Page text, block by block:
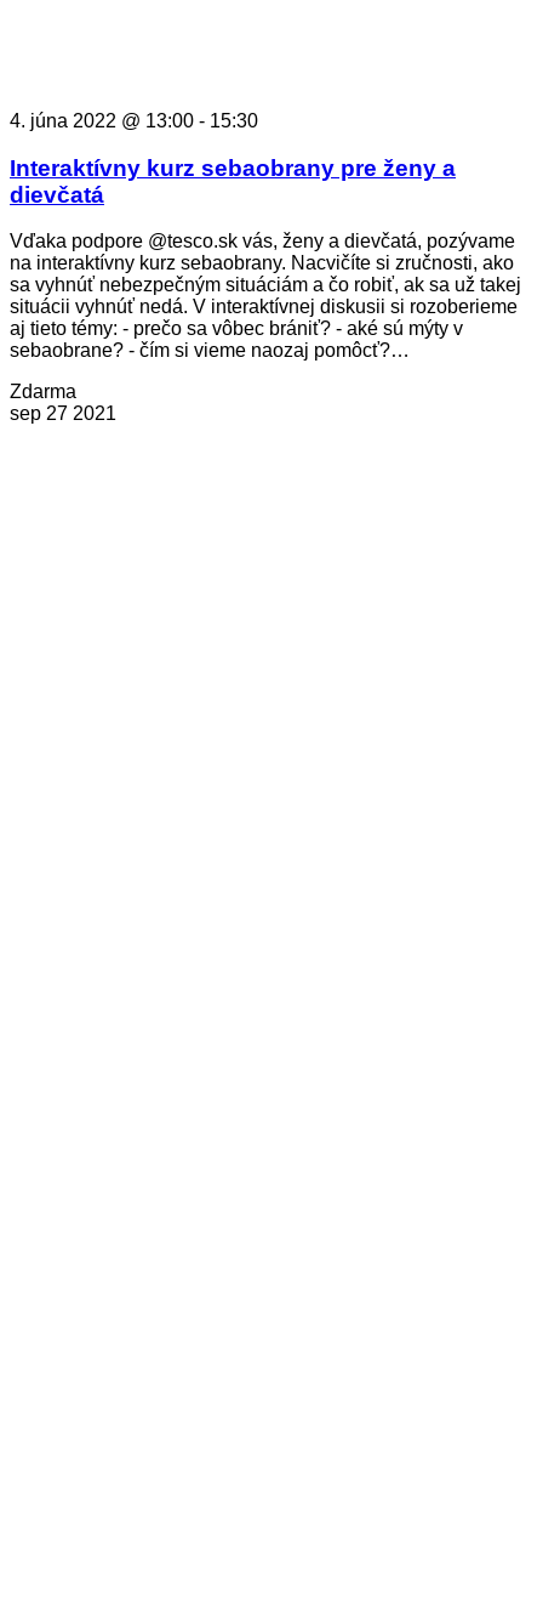
4. júna 2022 @ 13:00 - 15:30
Interaktívny kurz sebaobrany pre ženy a
dievčatá
Vďaka podpore @tesco.sk vás, ženy a dievčatá, pozývame
na interaktívny kurz sebaobrany. Nacvičíte si zručnosti, ako
sa vyhnúť nebezpečným situáciám a čo robiť, ak sa už takej
situácii vyhnúť nedá. V interaktívnej diskusii si rozoberieme
aj tieto témy: - prečo sa vôbec brániť? - aké sú mýty v
sebaobrane? - čím si vieme naozaj pomôcť?…
Zdarma
sep 27 2021